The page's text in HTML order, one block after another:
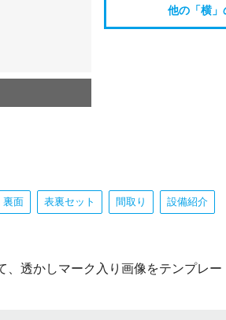
他の「横」
裏面 表裏セット 間取り 設備紹介
透かしマーク入り画像をテンプレー